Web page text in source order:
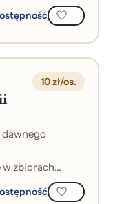
10 zł/os.
zbiorach